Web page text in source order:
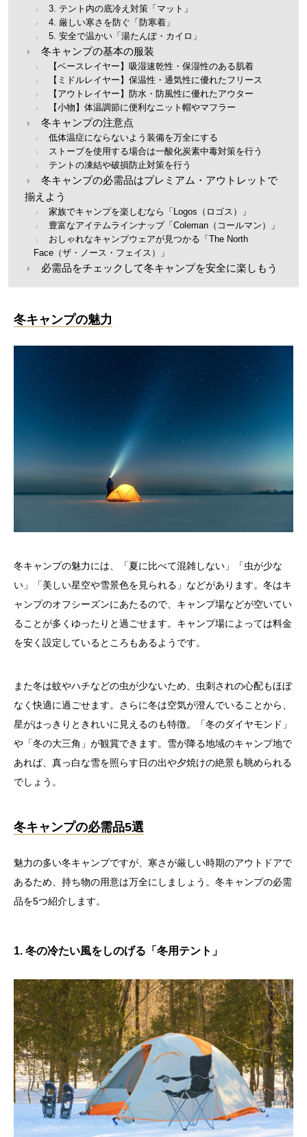
3. テント内の底冷え対策「マット」
4. 厳しい寒さを防ぐ「防寒着」
5. 安全で温かい「湯たんぽ・カイロ」
冬キャンプの基本の服装
【ベースレイヤー】吸湿速乾性・保湿性のある肌着
【ミドルレイヤー】保温性・通気性に優れたフリース
【アウトレイヤー】防水・防風性に優れたアウター
【小物】体温調節に便利なニット帽やマフラー
冬キャンプの注意点
低体温症にならないよう装備を万全にする
ストーブを使用する場合は一酸化炭素中毒対策を行う
テントの凍結や破損防止対策を行う
冬キャンプの必需品はプレミアム・アウトレットで
揃えよう
家族でキャンプを楽しむなら「Logos（ロゴス）」
豊富なアイテムラインナップ「Coleman（コールマン）」
おしゃれなキャンプウェアが見つかる「The North
Face（ザ・ノース・フェイス）」
必需品をチェックして冬キャンプを安全に楽しもう
冬キャンプの魅力
冬キャンプの魅力には、「夏に比べて混雑しない」「虫が少な
い」「美しい星空や雪景色を見られる」などがあります。冬はキ
ャンプのオフシーズンにあたるので、キャンプ場などが空いてい
ることが多くゆったりと過ごせます。キャンプ場によっては料金
を安く設定しているところもあるようです。
また冬は蚊やハチなどの虫が少ないため、虫刺されの心配もほぼ
なく快適に過ごせます。さらに冬は空気が澄んでいることから、
星がはっきりときれいに見えるのも特徴。「冬のダイヤモンド」
や「冬の大三角」が観賞できます。雪が降る地域のキャンプ地で
あれば、真っ白な雪を照らす日の出や夕焼けの絶景も眺められる
でしょう。
冬キャンプの必需品5選
魅力の多い冬キャンプですが、寒さが厳しい時期のアウトドアで
あるため、持ち物の用意は万全にしましょう。冬キャンプの必需
品を5つ紹介します。
1. 冬の冷たい風をしのげる「冬用テント」